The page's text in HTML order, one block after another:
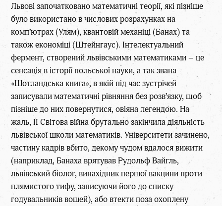
Львові започатковано математичні теорії, які пізніше
було використано в числових розрахунках на
комп’ютрах (Улям), квантовій механіці (Банах) та
також економіці (Штейнгаус). Інтелектуальний
фермент, створений львівськими математиками – це
сенсація в історії польської науки, а так звана
«Шотландська книга», в якій під час зустрічей
записували математичні рівняння без розв’язку, щоб
пізніше до них повернутися, овіяна легендою. На
жаль, ІІ Світова війна брутально закінчила діяльність
львівської школи математиків. Університети зачинено,
частину кадрів вбито, декому чудом вдалося вижити
(наприклад, Банаха врятував Рудольф Вайгль,
львівський біолог, винахідник першої вакцини проти
плямистого тифу, записуючи його до списку
годувальників вошей), або втекти поза охоплену